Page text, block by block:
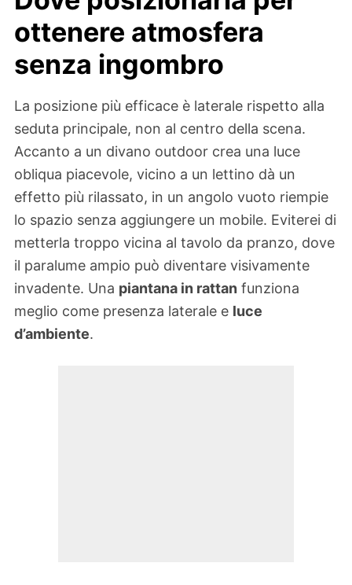
ottenere atmosfera
senza ingombro
La posizione più efficace è laterale rispetto alla
seduta principale, non al centro della scena.
Accanto a un divano outdoor crea una luce
obliqua piacevole, vicino a un lettino dà un
effetto più rilassato, in un angolo vuoto riempie
lo spazio senza aggiungere un mobile. Eviterei di
metterla troppo vicina al tavolo da pranzo, dove
il paralume ampio può diventare visivamente
invadente. Una piantana in rattan funziona
meglio come presenza laterale e luce
d’ambiente.